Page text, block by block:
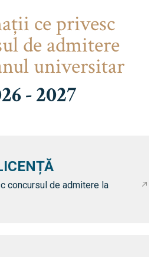
ce privesc
de admitere
universitar
- 2027
concursul de admitere la